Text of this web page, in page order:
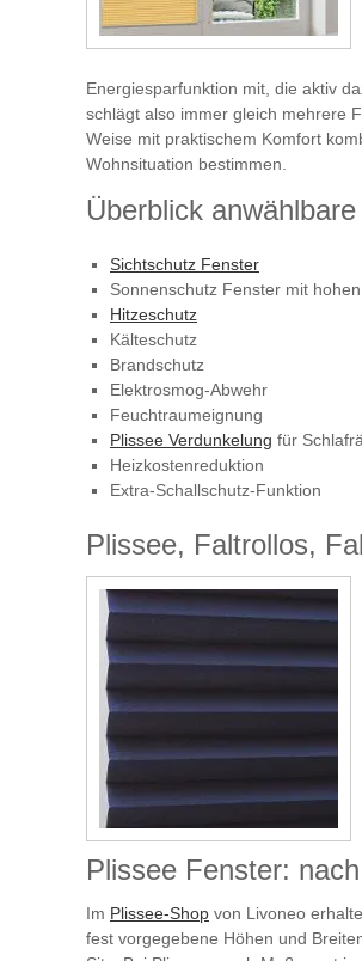
Energiesparfunktion mit, die aktiv
schlägt also immer gleich mehrere
Weise mit praktischem Komfort
Wohnsituation bestimmen.
Überblick
Sichtschutz Fenster
Sonnenschutz Fenster mit
Hitzeschutz
Kälteschutz
Brandschutz
Elektrosmog-Abwehr
Feuchtraumeignung
Plissee Verdunkelung für
Heizkostenreduktion
Extra-Schallschutz-Funktion
Plissee, Faltrollos,
Plissee Fenster:
Im Plissee-Shop von Livoneo
fest vorgegebene Höhen und